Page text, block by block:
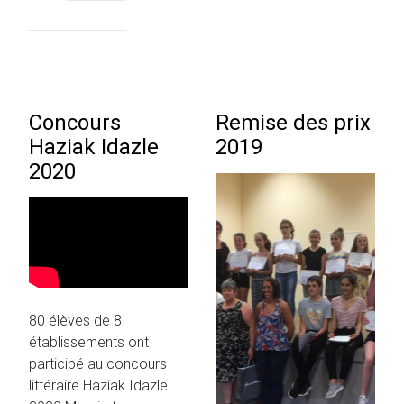
Concours
Haziak Idazle
2020
80 élèves de 8
établissements ont
participé au concours
littéraire Haziak Idazle
Remise des prix
2019